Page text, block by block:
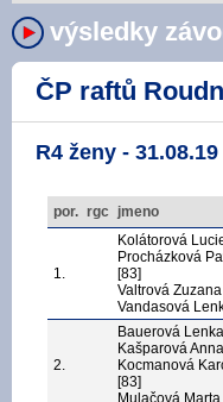
výsledky
ČP raftů
R4 ženy - 31.08.19
por. rgc jmeno
1.
Kolátorová
Procházková
[83]
Valtrová
Vandasová
2.
Bauerová
Kašparová
Kocmanová
[83]
Mulačová Marta